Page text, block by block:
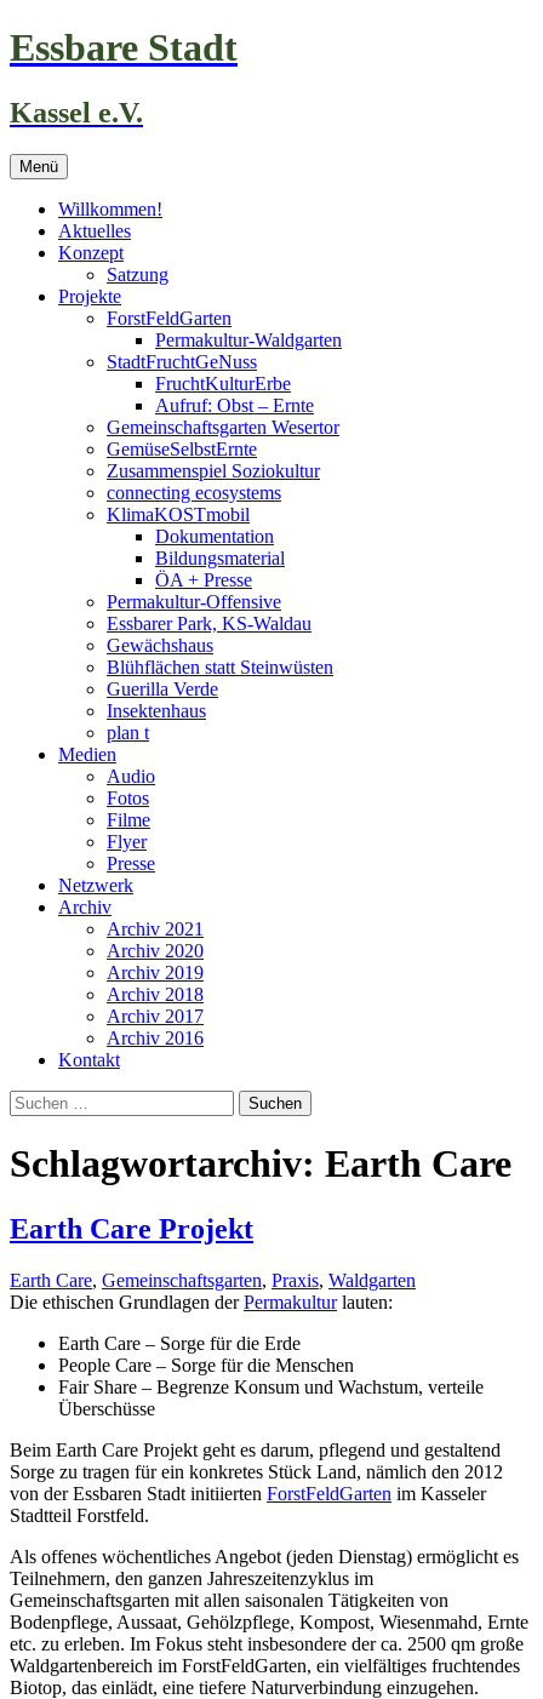
Zum
Inhalt
Essbare Stadt
Kassel e.V.
Menü
Willkommen!
Aktuelles
Konzept
Satzung
Projekte
ForstFeldGarten
Permakultur-Waldgarten
StadtFruchtGeNuss
FruchtKulturErbe
Aufruf: Obst – Ernte
Gemeinschaftsgarten Wesertor
GemüseSelbstErnte
Zusammenspiel Soziokultur
connecting ecosystems
KlimaKOSTmobil
Dokumentation
Bildungsmaterial
ÖA + Presse
Permakultur-Offensive
Essbarer Park, KS-Waldau
Gewächshaus
Blühflächen statt Steinwüsten
Guerilla Verde
Insektenhaus
plan t
Medien
Audio
Fotos
Filme
Flyer
Presse
Netzwerk
Archiv
Archiv 2021
Archiv 2020
Archiv 2019
Archiv 2018
Archiv 2017
Archiv 2016
Kontakt
Suchen
nach:
Schlagwortarchiv: Earth Care
Earth Care Projekt
Earth Care, Gemeinschaftsgarten, Praxis, Waldgarten
Die ethischen Grundlagen derPermakulturlauten:
Earth Care – Sorge für die Erde
People Care – Sorge für die Menschen
Fair Share – Begrenze Konsum und Wachstum, verteile
Überschüsse
Beim Earth Care Projekt geht es darum, pflegend und gestaltend
Sorge zu tragen für ein konkretes Stück Land, nämlich den 2012
von der Essbaren Stadt initiierten ForstFeldGarten im Kasseler
Stadtteil Forstfeld.
Als offenes wöchentliches Angebot (jeden Dienstag) ermöglicht es
Teilnehmern, den ganzen Jahreszeitenzyklus im
Gemeinschaftsgarten mit allen saisonalen Tätigkeiten von
Bodenpflege, Aussaat, Gehölzpflege, Kompost, Wiesenmahd, Ernte
etc. zu erleben. Im Fokus steht insbesondere der ca. 2500 qm große
Waldgartenbereich im ForstFeldGarten, ein vielfältiges fruchtendes
Biotop, das einlädt, eine tiefere Naturverbindung einzugehen.